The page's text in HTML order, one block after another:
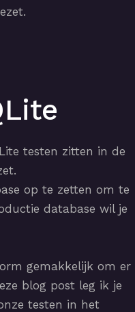
testen zitten in de
op te zetten om te
database wil je
gemakkelijk om er
blog post leg ik je
testen in het